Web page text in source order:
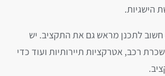
הישגיות.
לתכנן מראש גם את התקציב. יש
רכב, אטרקציות תיירותיות ועוד כדי